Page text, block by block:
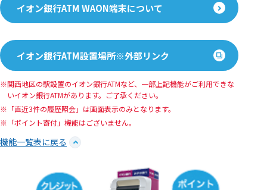
イオン銀行ATM WAON端末について
イオン銀行ATM設置場所※外部リンク
関西地区の駅設置のイオン銀行ATMなど、一部上記機能がご利用できな
いイオン銀行ATMがあります。ご了承ください。
「直近3件の履歴照会」は画面表示のみとなります。
「ポイント寄付」機能はございません。
機能一覧表に戻る